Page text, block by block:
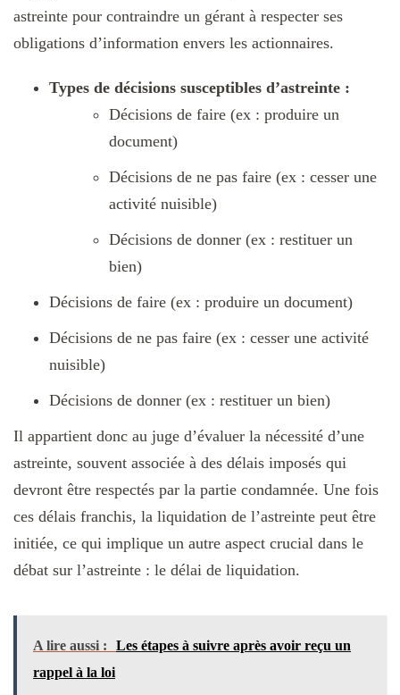
astreinte pour contraindre un gérant à respecter ses
obligations d’information envers les actionnaires.
Types de décisions susceptibles d’astreinte :
Décisions de faire (ex : produire un
document)
Décisions de ne pas faire (ex : cesser une
activité nuisible)
Décisions de donner (ex : restituer un
bien)
Décisions de faire (ex : produire un document)
Décisions de ne pas faire (ex : cesser une activité
nuisible)
Décisions de donner (ex : restituer un bien)
Il appartient donc au juge d’évaluer la nécessité d’une
astreinte, souvent associée à des délais imposés qui
devront être respectés par la partie condamnée. Une fois
ces délais franchis, la liquidation de l’astreinte peut être
initiée, ce qui implique un autre aspect crucial dans le
débat sur l’astreinte : le délai de liquidation.
A lire aussi :
Les étapes à suivre après avoir reçu un
rappel à la loi